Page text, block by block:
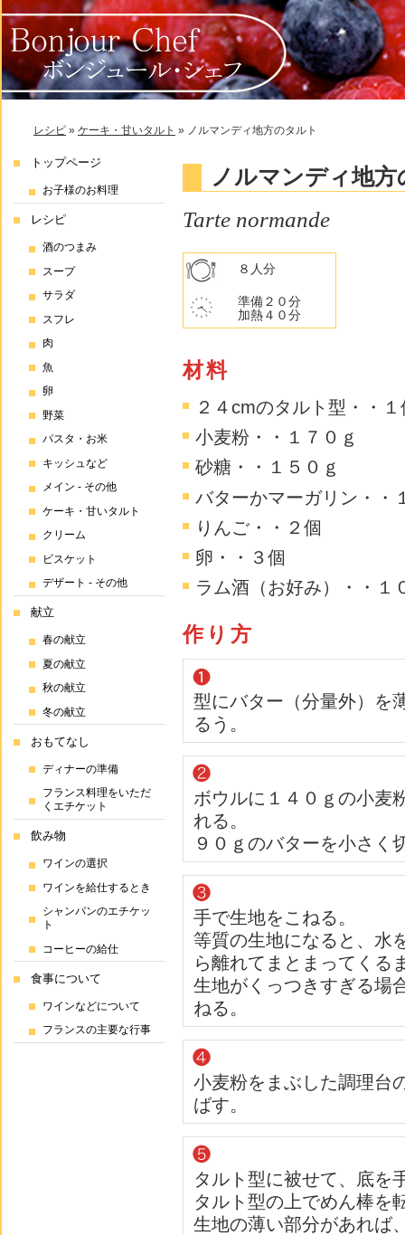
レシピ » ケーキ・甘いタルト » ノルマンディ地方のタルト
トップページ
お子様のお料理
レシピ
酒のつまみ
スープ
サラダ
スフレ
肉
魚
卵
野菜
パスタ・お米
キッシュなど
メイン - その他
ケーキ・甘いタルト
クリーム
ビスケット
デザート - その他
献立
春の献立
夏の献立
秋の献立
冬の献立
おもてなし
ディナーの準備
フランス料理をいただ
くエチケット
飲み物
ワインの選択
ワインを給仕するとき
シャンパンのエチケッ
ト
コーヒーの給仕
食事について
ワインなどについて
フランスの主要な行事
ノルマンディ地
Tarte normande
８人分
準備２０分
加熱４０分
材料
２４cmのタルト型・・
小麦粉・・１７０ｇ
砂糖・・１５０ｇ
バターかマーガリン・・
りんご・・２個
卵・・３個
ラム酒（お好み）・・１
作り方
型にバター（分量外）を
るう。
ボウルに１４０ｇの小麦
れる。
９０ｇのバターを小さく
手で生地をこねる。
等質の生地になると、水
ら離れてまとまってくる
生地がくっつきすぎる場
ねる。
小麦粉をまぶした調理台
ばす。
タルト型に被せて、底を
タルト型の上でめん棒を
生地の薄い部分があれば